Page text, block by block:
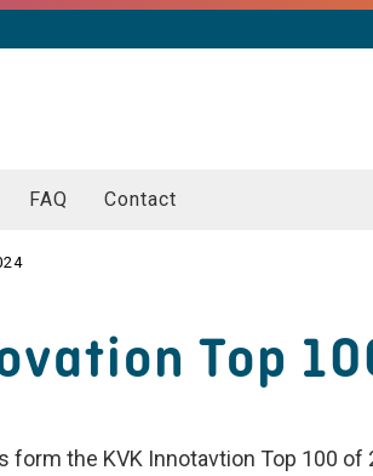
FAQ Contact
Top
form the KVK Innotavtion Top 100 of